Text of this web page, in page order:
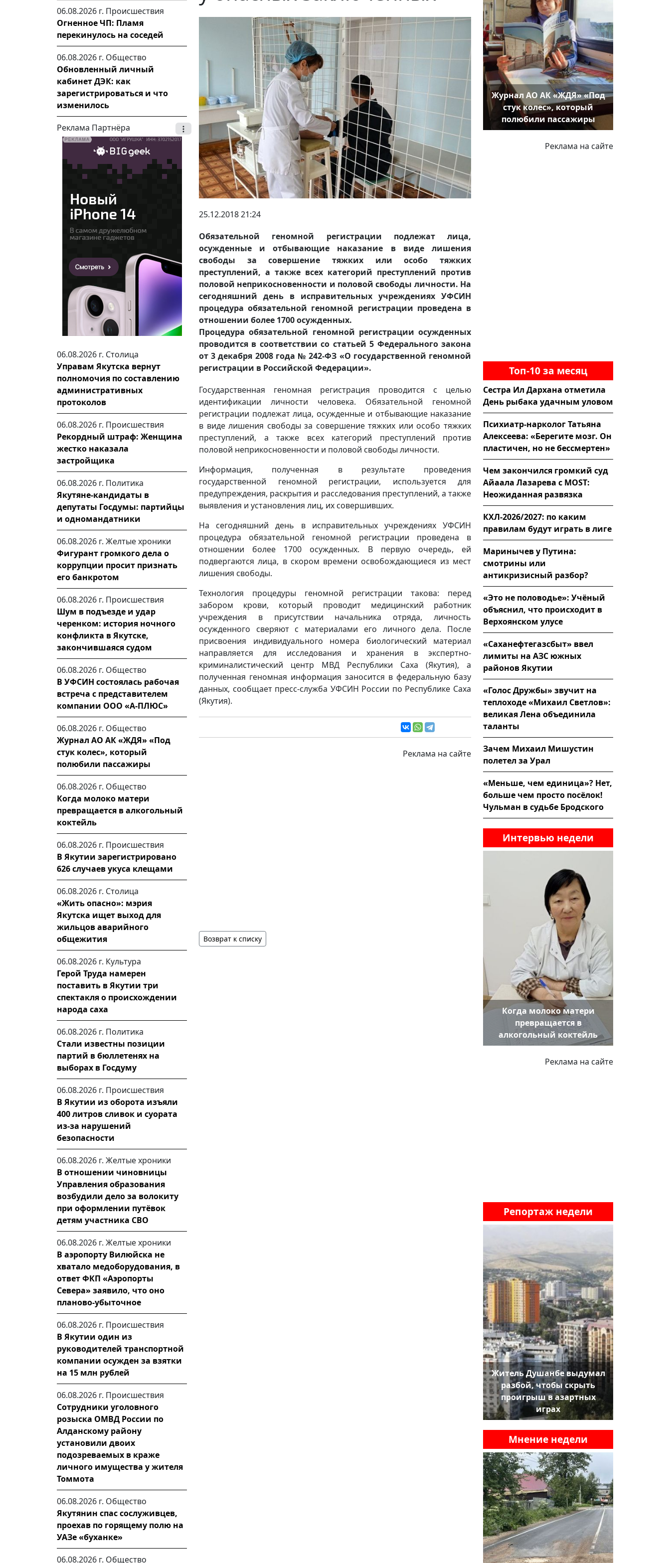
06.08.2026 г. Происшествия
Огненное ЧП: Пламя
перекинулось на соседей
06.08.2026 г. Общество
Обновленный личный
кабинет ДЭК: как
зарегистрироваться и что
изменилось
Реклама Партнёра
06.08.2026 г. Столица
Управам Якутска вернут
полномочия по составлению
административных
протоколов
06.08.2026 г. Происшествия
Рекордный штраф: Женщина
жестко наказала
застройщика
06.08.2026 г. Политика
Якутяне-кандидаты в
депутаты Госдумы: партийцы
и одномандатники
06.08.2026 г. Желтые хроники
Фигурант громкого дела о
коррупции просит признать
его банкротом
06.08.2026 г. Происшествия
Шум в подъезде и удар
черенком: история ночного
конфликта в Якутске,
закончившаяся судом
06.08.2026 г. Общество
В УФСИН состоялась рабочая
встреча с представителем
компании ООО «А-ПЛЮС»
06.08.2026 г. Общество
Журнал АО АК «ЖДЯ» «Под
стук колес», который
полюбили пассажиры
06.08.2026 г. Общество
Когда молоко матери
превращается в алкогольный
коктейль
06.08.2026 г. Происшествия
В Якутии зарегистрировано
626 случаев укуса клещами
06.08.2026 г. Столица
«Жить опасно»: мэрия
Якутска ищет выход для
жильцов аварийного
общежития
06.08.2026 г. Культура
Герой Труда намерен
поставить в Якутии три
спектакля о происхождении
народа саха
06.08.2026 г. Политика
Стали известны позиции
партий в бюллетенях на
выборах в Госдуму
06.08.2026 г. Происшествия
В Якутии из оборота изъяли
400 литров сливок и суората
из-за нарушений
безопасности
06.08.2026 г. Желтые хроники
В отношении чиновницы
Управления образования
возбудили дело за волокиту
при оформлении путёвок
детям участника СВО
06.08.2026 г. Желтые хроники
В аэропорту Вилюйска не
хватало медоборудования, в
ответ ФКП «Аэропорты
Севера» заявило, что оно
планово-убыточное
06.08.2026 г. Происшествия
В Якутии один из
руководителей транспортной
компании осужден за взятки
на 15 млн рублей
06.08.2026 г. Происшествия
Сотрудники уголовного
розыска ОМВД России по
Алданскому району
установили двоих
подозреваемых в краже
личного имущества у жителя
Томмота
06.08.2026 г. Общество
Якутянин спас сослуживцев,
проехав по горящему полю на
УАЗе «буханке»
06.08.2026 г. Общество
25.12.2018 21:24
Обязательной геномной регистрации подлежат лица,
осужденные и отбывающие наказание в виде лишения
свободы за совершение тяжких или особо тяжких
преступлений, а также всех категорий преступлений против
половой неприкосновенности и половой свободы личности. На
сегодняшний день в исправительных учреждениях УФСИН
процедура обязательной геномной регистрации проведена в
отношении более 1700 осужденных.
Процедура обязательной геномной регистрации осужденных
проводится в соответствии со статьей 5 Федерального закона
от 3 декабря 2008 года № 242-ФЗ «О государственной геномной
регистрации в Российской Федерации».
Государственная геномная регистрация проводится с целью
идентификации личности человека. Обязательной геномной
регистрации подлежат лица, осужденные и отбывающие наказание
в виде лишения свободы за совершение тяжких или особо тяжких
преступлений, а также всех категорий преступлений против
половой неприкосновенности и половой свободы личности.
Информация, полученная в результате проведения
государственной геномной регистрации, используется для
предупреждения, раскрытия и расследования преступлений, а также
выявления и установления лиц, их совершивших.
На сегодняшний день в исправительных учреждениях УФСИН
процедура обязательной геномной регистрации проведена в
отношении более 1700 осужденных. В первую очередь, ей
подвергаются лица, в скором времени освобождающиеся из мест
лишения свободы.
Технология процедуры геномной регистрации такова: перед
забором крови, который проводит медицинский работник
учреждения в присутствии начальника отряда, личность
осужденного сверяют с материалами его личного дела. После
присвоения индивидуального номера биологический материал
направляется для исследования и хранения в экспертно-
криминалистический центр МВД Республики Саха (Якутия), а
полученная геномная информация заносится в федеральную базу
данных, сообщает пресс-служба УФСИН России по Республике Саха
(Якутия).
Реклама на сайте
Возврат к списку
Журнал АО АК «ЖДЯ» «Под
стук колес», который
полюбили пассажиры
Реклама на сайте
Топ-10 за месяц
Сестра Ил Дархана отметила
День рыбака удачным уловом
Психиатр-нарколог Татьяна
Алексеева: «Берегите мозг. Он
пластичен, но не бессмертен»
Чем закончился громкий суд
Айаала Лазарева с MOST:
Неожиданная развязка
КХЛ-2026/2027: по каким
правилам будут играть в лиге
Маринычев у Путина:
смотрины или
антикризисный разбор?
«Это не половодье»: Учёный
объяснил, что происходит в
Верхоянском улусе
«Саханефтегазсбыт» ввел
лимиты на АЗС южных
районов Якутии
«Голос Дружбы» звучит на
теплоходе «Михаил Светлов»:
великая Лена объединила
таланты
Зачем Михаил Мишустин
полетел за Урал
«Меньше, чем единица»? Нет,
больше чем просто посёлок!
Чульман в судьбе Бродского
Интервью недели
Когда молоко матери
превращается в
алкогольный коктейль
Реклама на сайте
Репортаж недели
Житель Душанбе выдумал
разбой, чтобы скрыть
проигрыш в азартных
играх
Мнение недели